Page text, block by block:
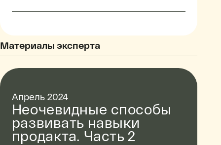
Материалы эксперта
Апрель 2024
Неочевидные способы
развивать навыки
продакта. Часть 2